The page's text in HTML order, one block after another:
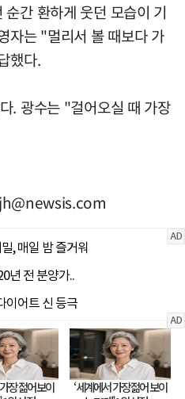
간 환하게 웃던 모습이 기
자는 "멀리서 볼 때보다 가
했다.
. 광수는 "걸어오실 때 가장